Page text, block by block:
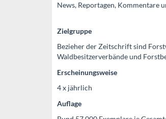
News, Reportagen, Kommentare
Zielgruppe
Bezieher der Zeitschrift sind
Waldbesitzerverbände und
Erscheinungsweise
4 x jährlich
Auflage